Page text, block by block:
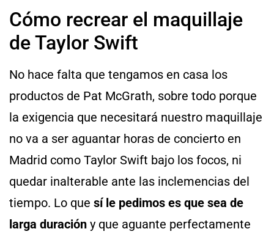
Cómo recrear el maquillaje
de Taylor Swift
No hace falta que tengamos en casa los
productos de Pat McGrath, sobre todo porque
la exigencia que necesitará nuestro maquillaje
no va a ser aguantar horas de concierto en
Madrid como Taylor Swift bajo los focos, ni
quedar inalterable ante las inclemencias del
tiempo. Lo que sí le pedimos es que sea de
larga duración y que aguante perfectamente